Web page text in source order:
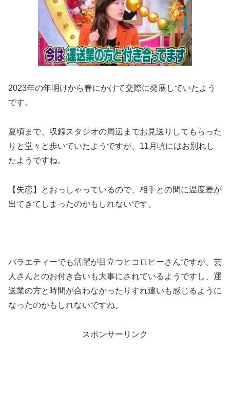
2023年の年明けから春にかけて交際に発展していたよう
です。
夏頃まで、収録スタジオの周辺までお見送りしてもらった
りと堂々と歩いていたようですが、11月頃にはお別れし
たようですね。
【失恋】とおっしゃっているので、相手との間に温度差が
出てきてしまったのかもしれないです。
バラエティーでも活躍が目立つヒコロヒーさんですが、芸
人さんとのお付き合いも大事にされているようですし、運
送業の方と時間が合わなかったりすれ違いも感じるように
なったのかもしれないですね。
スポンサーリンク